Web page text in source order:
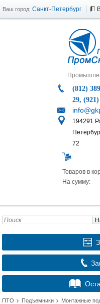
Ваш город: Санкт-Петербург
(812)
29,
194291
72
Товаров в
На сумму:
ПТО Подъемники
Монтажные